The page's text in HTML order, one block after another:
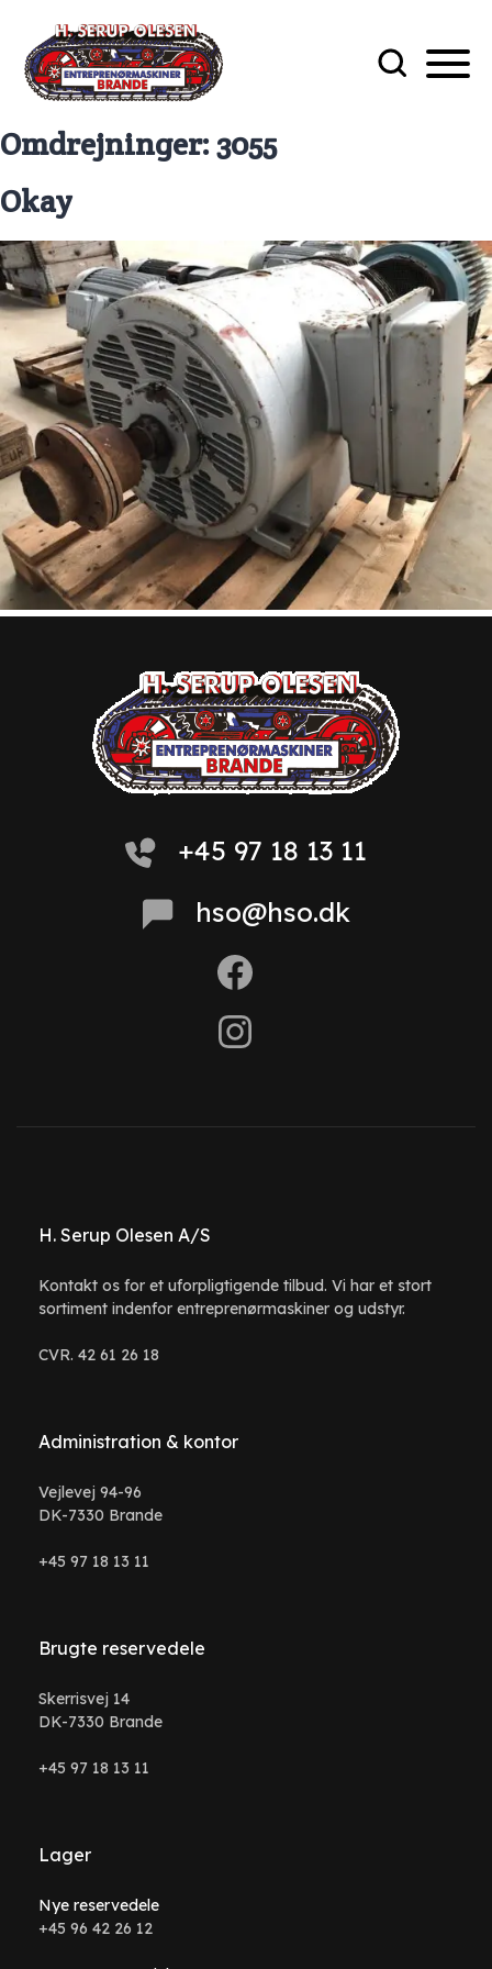
Omdrejninger:3055
Okay
+45 97 18 13 11
hso@hso.dk
H. Serup Olesen A/S
Kontakt os for et uforpligtigende tilbud. Vi har et stort
sortiment indenfor entreprenørmaskiner og udstyr.
CVR. 42 61 26 18
Administration & kontor
Vejlevej 94-96
DK-7330 Brande
+45 97 18 13 11
Brugte reservedele
Skerrisvej 14
DK-7330 Brande
+45 97 18 13 11
Lager
Nye reservedele
+45 96 42 26 12